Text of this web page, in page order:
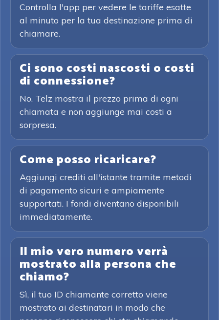
Controlla l'app per vedere le tariffe esatte
al minuto per la tua destinazione prima di
chiamare.
Ci sono costi nascosti o costi
di connessione?
No. Telz mostra il prezzo prima di ogni
chiamata e non aggiunge mai costi a
sorpresa.
Come posso ricaricare?
Aggiungi crediti all'istante tramite metodi
di pagamento sicuri e ampiamente
supportati. I fondi diventano disponibili
immediatamente.
Il mio vero numero verrà
mostrato alla persona che
chiamo?
Sì, il tuo ID chiamante corretto viene
mostrato ai destinatari in modo che